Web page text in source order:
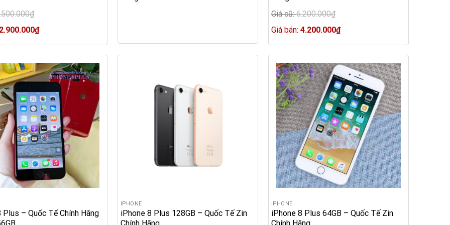
₫
2.900.000₫Current
is:
2.900.000₫.
Giá cũ:6.200.000₫
price
6.200.000₫.
Giá bán: 4.200.000₫Current
is:
4.200.000₫.
Plus – Quốc Tế Chính Hãng
IPHONE
iPhone 8 Plus 128GB – Quốc Tế Zin
IPHONE
iPhone 8 Plus 64GB – Quốc Tế Zin